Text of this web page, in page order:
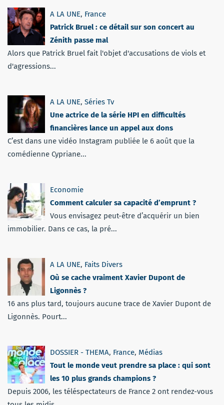
A LA UNE, France
Patrick Bruel : ce détail sur son concert au
Zénith passe mal
Alors que Patrick Bruel fait l'objet d'accusations de viols et
d'agressions...
A LA UNE, Séries Tv
Une actrice de la série HPI en difficultés
financières lance un appel aux dons
C’est dans une vidéo Instagram publiée le 6 août que la
comédienne Cypriane...
Economie
Comment calculer sa capacité d’emprunt ?
Vous envisagez peut-être d’acquérir un bien
immobilier. Dans ce cas, la pré...
A LA UNE, Faits Divers
Où se cache vraiment Xavier Dupont de
Ligonnès ?
16 ans plus tard, toujours aucune trace de Xavier Dupont de
Ligonnès. Pourt...
DOSSIER - THEMA, France, Médias
Tout le monde veut prendre sa place : qui sont
les 10 plus grands champions ?
Depuis 2006, les téléspectateurs de France 2 ont rendez-vous